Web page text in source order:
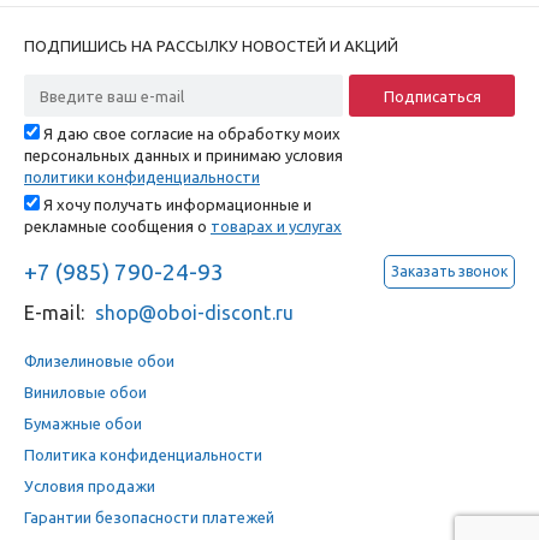
ПОДПИШИСЬ НА РАССЫЛКУ НОВОСТЕЙ И АКЦИЙ
Я даю свое согласие на обработку моих
персональных данных и принимаю условия
политики конфиденциальности
Я хочу получать информационные и
рекламные сообщения о товарах и услугах
+7 (985) 790-24-93 Заказать звонок
E-mail: shop@oboi-discont.ru
Флизелиновые обои
Виниловые обои
Бумажные обои
Политика конфиденциальности
Условия продажи
Гарантии безопасности платежей